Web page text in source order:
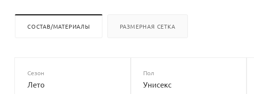
СОСТАВ/МАТЕРИАЛЫ РАЗМЕРНАЯ СЕТКА
Сезон
Лето
Пол
Унисекс